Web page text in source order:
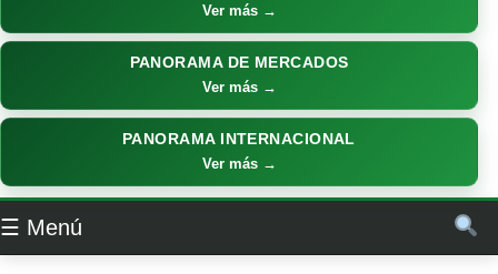
Ver más →
PANORAMA DE MERCADOS
Ver más →
PANORAMA INTERNACIONAL
Ver más →
☰ Menú